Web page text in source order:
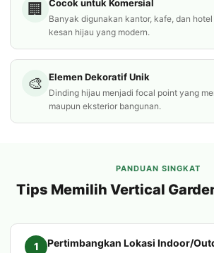
🏢 Cocok untuk Komersial
Banyak digunakan kantor, kafe, dan
kesan hijau yang modern.
🎨 Elemen Dekoratif Unik
Dinding hijau menjadi focal point yang
maupun eksterior bangunan.
PANDUAN SINGKAT
Tips Memilih Vertical
1 Pertimbangkan Lokasi Indoor/